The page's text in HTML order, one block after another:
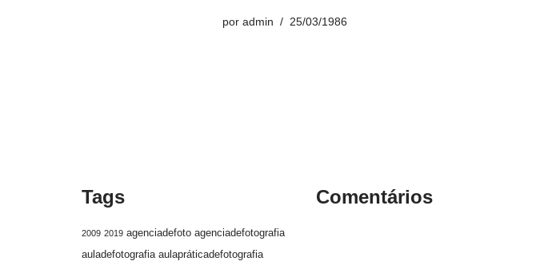
por admin 25/03/1986
Tags
2009 2019 agenciadefoto agenciadefotografia
auladefotografia aulapráticadefotografia
Comentários